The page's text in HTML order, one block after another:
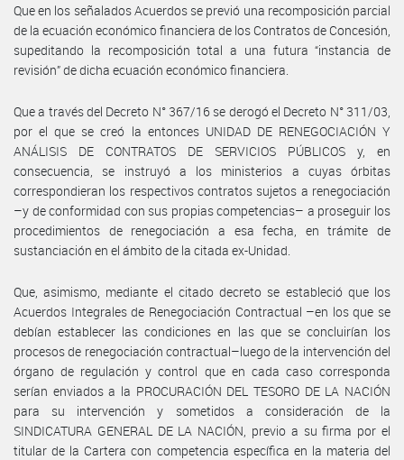
Que en los señalados Acuerdos se previó una recomposición parcial
de la ecuación económico financiera de los Contratos de Concesión,
supeditando la recomposición total a una futura “instancia de
revisión” de dicha ecuación económico financiera.
Que a través del Decreto N° 367/16 se derogó el Decreto N° 311/03,
por el que se creó la entonces UNIDAD DE RENEGOCIACIÓN Y
ANÁLISIS DE CONTRATOS DE SERVICIOS PÚBLICOS y, en
consecuencia, se instruyó a los ministerios a cuyas órbitas
correspondieran los respectivos contratos sujetos a renegociación
–y de conformidad con sus propias competencias– a proseguir los
procedimientos de renegociación a esa fecha, en trámite de
sustanciación en el ámbito de la citada ex-Unidad.
Que, asimismo, mediante el citado decreto se estableció que los
Acuerdos Integrales de Renegociación Contractual –en los que se
debían establecer las condiciones en las que se concluirían los
procesos de renegociación contractual–luego de la intervención del
órgano de regulación y control que en cada caso corresponda
serían enviados a la PROCURACIÓN DEL TESORO DE LA NACIÓN
para su intervención y sometidos a consideración de la
SINDICATURA GENERAL DE LA NACIÓN, previo a su firma por el
titular de la Cartera con competencia específica en la materia del